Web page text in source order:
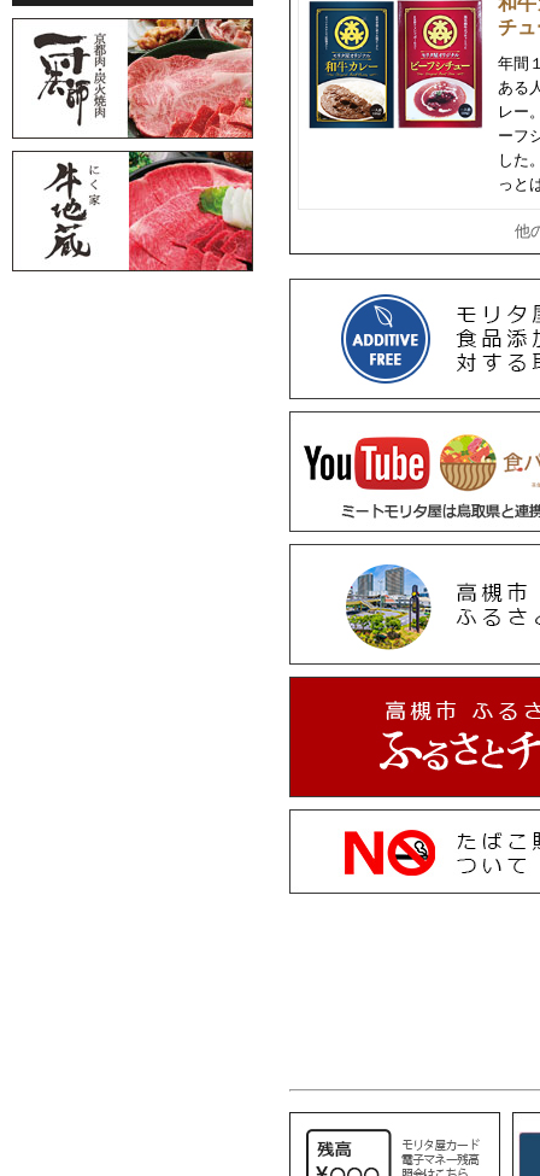
チュ
年間
ある
レー
ーフ
した
っと
他